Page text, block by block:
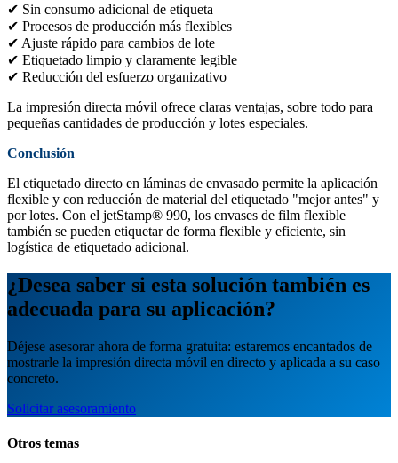
✔ Sin consumo adicional de etiqueta
✔ Procesos de producción más flexibles
✔ Ajuste rápido para cambios de lote
✔ Etiquetado limpio y claramente legible
✔ Reducción del esfuerzo organizativo
La impresión directa móvil ofrece claras ventajas, sobre todo para
pequeñas cantidades de producción y lotes especiales.
Conclusión
El etiquetado directo en láminas de envasado permite la aplicación
flexible y con reducción de material del etiquetado "mejor antes" y
por lotes. Con el jetStamp® 990, los envases de film flexible
también se pueden etiquetar de forma flexible y eficiente, sin
logística de etiquetado adicional.
¿Desea saber si esta solución también es
adecuada para su aplicación?
Déjese asesorar ahora de forma gratuita: estaremos encantados de
mostrarle la impresión directa móvil en directo y aplicada a su caso
concreto.
Solicitar asesoramiento
Otros temas